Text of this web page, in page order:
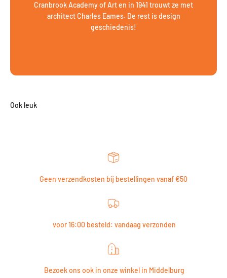
Cranbrook Academy of Art en in 1941 trouwt ze met
architect Charles Eames. De rest is design
geschiedenis!
Geen verzendkosten bij bestellingen vanaf €50
voor 16:00 besteld: vandaag verzonden
Bezoek ons ook in onze winkel in Middelburg